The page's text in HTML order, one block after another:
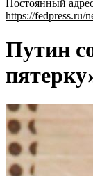
Постоянный
https://fedpress.ru/
Путин